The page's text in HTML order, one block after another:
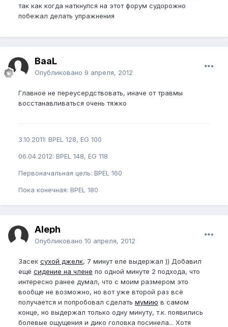
так как когда наткнулся на этот форум судорожно
побежал делать упражнения
BaaL
Опубликовано 9 апреля, 2012
Главное не переусердствовать, иначе от травмы
восстанавливаться очень тяжко
3.10.2011: BPEL 128, EG 100
06.04.2012: BPEL 148, EG 118
Первоначальная цель: BPEL 160
Пока конечная: BPEL 180
Aleph
Опубликовано 10 апреля, 2012
Засек сухой джелк, 7 минут еле выдержал )) Добавил
ещё сидение на члене по одной минуте 2 подхода, что
интересно ранее думал, что с моим размером это
вообще не возможно, но вот уже второй раз всё
получается и попробовал сделать мумию в самом
конце, но выдержал только одну минуту, т.к. появились
болевые ощущения и дико головка посинела... Хотя